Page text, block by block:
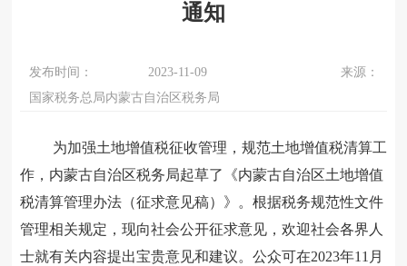
通知
发布时间： 2023-11-09
来源：
国家税务总局内蒙古自治区税务局
为加强土地增值税征收管理，规范土地增值税清算工
作， 内蒙古自治区税务局起草了《内蒙古自治区土地增值
税清算管理办法（征求意见稿）》
。根据税务规范性文件
管理相关规定， 现向社会公开征求意见，欢迎社会各界人
士就有关内容提出宝贵意见和建议。公众可在2023年11 月